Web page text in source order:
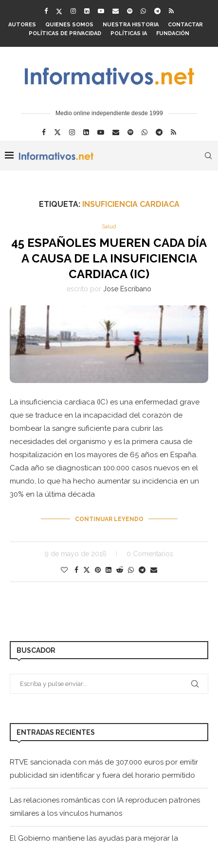
AUTORES QUIENES SOMOS NUESTRA HISTORIA
CONTACTAR
POLÍTICAS DE PRIVACIDAD
POLÍTICAS IA FUNDACIÓN
Medio online independiente desde 1999
ETIQUETA: INSUFICIENCIA CARDIACA
Salud
45 ESPAÑOLES MUEREN CADA DÍA
A CAUSA DE LA INSUFICIENCIA
CARDIACA (IC)
escrito por Jose Escribano
La insuficiencia cardiaca (IC) es una enfermedad grave
que se traduce en la incapacidad del corazón de
bombear la sangre suficiente para cubrir las
necesidades del organismo y es la primera causa de
hospitalización en los mayores de 65 años en España.
Cada año se diagnostican 100.000 casos nuevos en el
mundo, lo que ha hecho aumentar su incidencia en un
30% en la última década
CONTINUAR LEYENDO
9 de mayo de 2016 0 Comentarios
BUSCADOR
ENTRADAS RECIENTES
RTVE sancionada con más de 307.000 euros por emitir
publicidad sin identificar y fuera del horario permitido
Las relaciones románticas con IA reproducen patrones
similares a los vínculos humanos
El Gobierno mantiene las ayudas para mejorar la